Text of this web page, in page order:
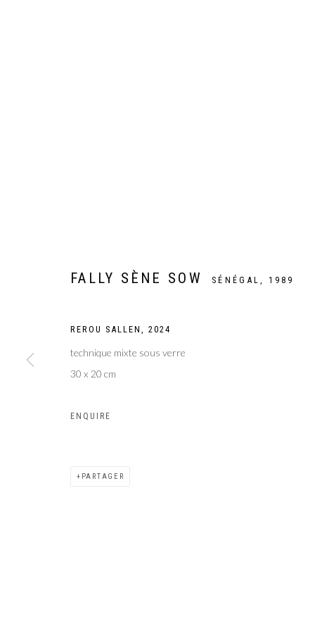
Privacy Policy Manage cookies
COPYRIGHT CP ART 2026 SITE BY ARTLOGIC
FALLY SÈNE SOW SÉNÉGAL, 1989
REROU SALLEN ,2024
technique mixte sous verre
30 x 20 cm
ENQUIRE
PARTAGER